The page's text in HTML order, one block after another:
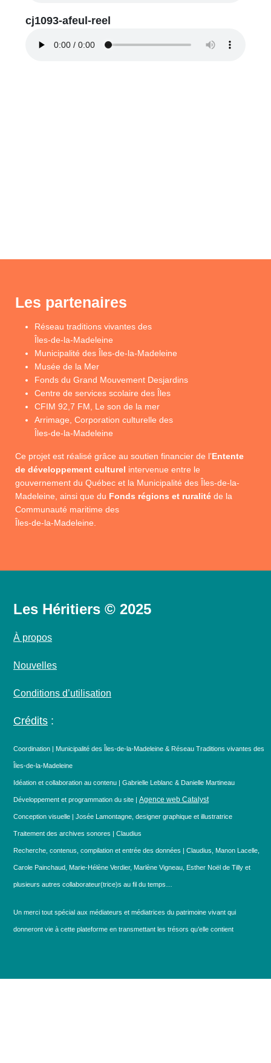
cj1093-afeul-reel
Les partenaires
Réseau traditions vivantes des
Îles-de-la-Madeleine
Municipalité des Îles-de-la-Madeleine
Musée de la Mer
Fonds du Grand Mouvement Desjardins
Centre de services scolaire des Îles
CFIM 92,7 FM, Le son de la mer
Arrimage, Corporation culturelle des
Îles-de-la-Madeleine
Ce projet est réalisé grâce au soutien financier de l’Entente
de développement culturel intervenue entre le
gouvernement du Québec et la Municipalité des Îles-de-la-
Madeleine, ainsi que du Fonds régions et ruralité de la
Communauté maritime des
Îles-de-la-Madeleine.
Les Héritiers © 2025
À propos
Nouvelles
Conditions d’utilisation
Crédits :
Coordination | Municipalité des Îles-de-la-Madeleine & Réseau Traditions vivantes des
Îles-de-la-Madeleine
Idéation et collaboration au contenu | Gabrielle Leblanc & Danielle Martineau
Développement et programmation du site | Agence web Catalyst
Conception visuelle | Josée Lamontagne, designer graphique et illustratrice
Traitement des archives sonores | Claudius
Recherche, contenus, compilation et entrée des données | Claudius, Manon Lacelle,
Carole Painchaud, Marie-Hélène Verdier, Marlène Vigneau, Esther Noël de Tilly et
plusieurs autres collaborateur(trice)s au fil du temps…
Un merci tout spécial aux médiateurs et médiatrices du patrimoine vivant qui
donneront vie à cette plateforme en transmettant les trésors qu’elle contient